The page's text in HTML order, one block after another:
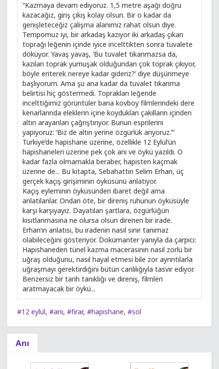
“Kazmaya devam ediyoruz. 1,5 metre aşağı doğru
kazacağız, giriş çıkış kolay olsun. Bir o kadar da
genişleteceğiz çalışma alanımız rahat olsun diye.
Tempomuz iyi, bir arkadaş kazıyor iki arkadaş çıkan
toprağı leğenin içinde iyice incelttikten sonra tuvalete
döküyor. Yavaş yavaş, ‘Bu tuvalet tıkanmazsa da,
kazılan toprak yumuşak olduğundan çok toprak çıkıyor,
böyle eriterek nereye kadar gideriz?’ diye düşünmeye
başlıyorum. Ama şu ana kadar da tuvalet tıkanma
belirtisi hiç göstermedi. Toprakları leğende
incelttiğimiz görüntüler bana kovboy filmlerindeki dere
kenarlarında eleklerin içine koydukları çakılların içinden
altın arayanları çağrıştırıyor. Bunun esprilerini
yapıyoruz: ‘Biz de altın yerine özgürlük arıyoruz.’”
Türkiye’de hapishane üzerine, özellikle 12 Eylül’ün
hapishaneleri üzerine pek çok anı ve öykü yazıldı. O
kadar fazla olmamakla beraber, hapisten kaçmak
üzerine de... Bu kitapta, Sebahattin Selim Erhan, üç
gerçek kaçış girişiminin öyküsünü anlatıyor.
Kaçış eyleminin öyküsünden ibaret değil ama
anlatılanlar. Ondan öte, bir direniş ruhunun öyküsüyle
karşı karşıyayız. Dayatılan şartlara, özgürlüğün
kısıtlanmasına ne olursa olsun direnen bir irade.
Erhan’ın anlatısı, bu iradenin nasıl sınır tanımaz
olabileceğini gösteriyor. Dokümanter yanıyla da çarpıcı:
Hapishaneden tünel kazma macerasının nasıl zorlu bir
uğraş olduğunu, nasıl hayal etmesi bile zor ayrıntılarla
uğraşmayı gerektirdiğini bütün canlılığıyla tasvir ediyor.
Benzersiz bir tarih tanıklığı ve direniş, filmleri
aratmayacak bir öykü...
#12 eylül, #anı, #firar, #hapishane, #sol
Anı